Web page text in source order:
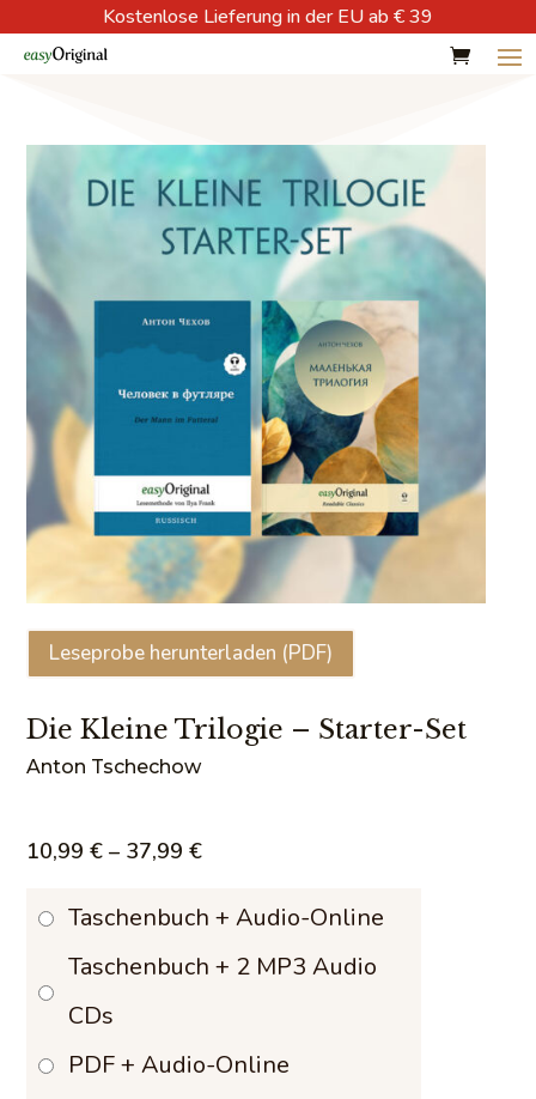
Kostenlose Lieferung in der EU ab € 39
Leseprobe herunterladen (PDF)
Die Kleine Trilogie – Starter-Set
Anton Tschechow
10,99€ – 37,99€Preisspanne:
Taschenbuch + Audio-Online
Taschenbuch + 2 MP3 Audio
CDs
PDF + Audio-Online